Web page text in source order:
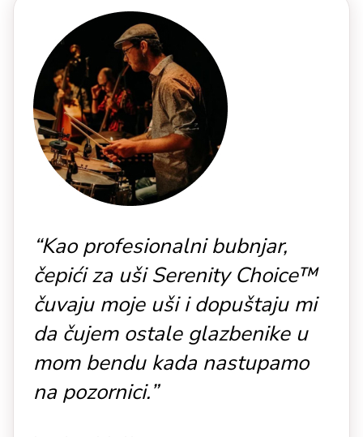
“Kao profesionalni bubnjar,
čepići za uši Serenity Choice™
čuvaju moje uši i dopuštaju mi
da čujem ostale glazbenike u
mom bendu kada nastupamo
na pozornici.”